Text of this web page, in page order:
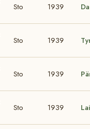
Sto 1939
Sto 1939
Sto 1939
Sto 1939